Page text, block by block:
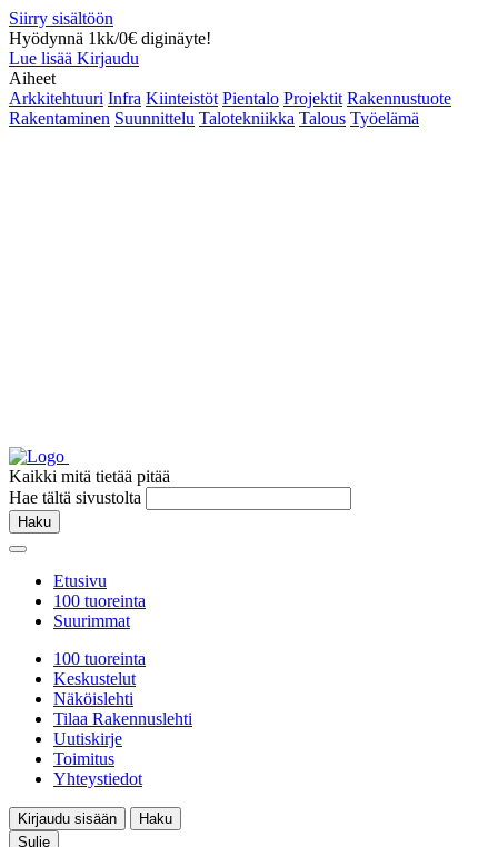
Siirry sisältöön
Hyödynnä 1kk/0€ diginäyte!
Lue lisää Kirjaudu
Aiheet
Arkkitehtuuri Infra Kiinteistöt Pientalo Projektit Rakennustuote
Rakentaminen Suunnittelu Talotekniikka Talous Työelämä
Kaikki mitä tietää pitää
Hae tältä sivustolta
Haku
Etusivu
100 tuoreinta
Suurimmat
100 tuoreinta
Keskustelut
Näköislehti
Tilaa Rakennuslehti
Uutiskirje
Toimitus
Yhteystiedot
Kirjaudu sisään
Haku
Sulje